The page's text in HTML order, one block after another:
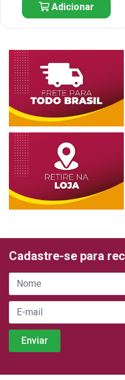
Adicionar
Cadastre-se para